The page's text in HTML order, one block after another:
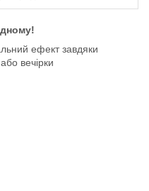
ефект завдяки
вечірки